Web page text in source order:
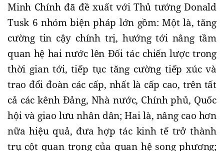
Minh Chính đã đề xuất với Thủ tướng Donald
Tusk 6 nhóm biện pháp lớn gồm: Một là, tăng
cường tin cậy chính trị, hướng tới nâng tầm
quan hệ hai nước lên Đối tác chiến lược trong
thời gian tới, tiếp tục tăng cường tiếp xúc và
trao đổi đoàn các cấp, nhất là cấp cao, trên tất
cả các kênh Đảng, Nhà nước, Chính phủ, Quốc
hội và giao lưu nhân dân; Hai là, nâng cao hơn
nữa hiệu quả, đưa hợp tác kinh tế trở thành
trụ cột quan trọng của quan hệ song phương;